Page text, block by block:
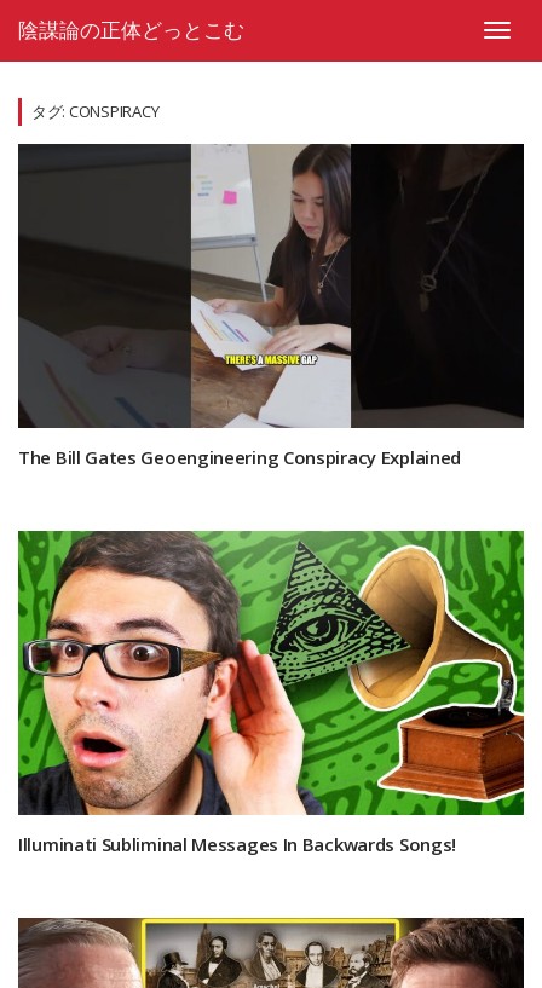
陰謀論の正体どっとこむ
タグ: CONSPIRACY
The Bill Gates Geoengineering Conspiracy Explained
Illuminati Subliminal Messages In Backwards Songs!